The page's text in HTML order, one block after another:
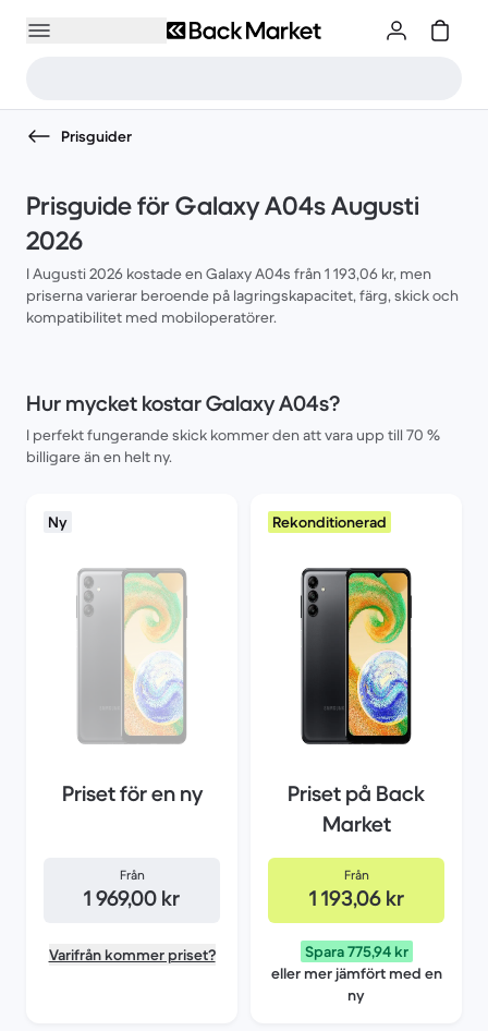
Prisguider
Prisguide för Galaxy A04s Augusti
2026
I Augusti 2026 kostade en Galaxy A04s från 1 193,06 kr, men
priserna varierar beroende på lagringskapacitet, färg, skick och
kompatibilitet med mobiloperatörer.
Hur mycket kostar Galaxy A04s?
I perfekt fungerande skick kommer den att vara upp till 70 %
billigare än en helt ny.
Ny
Priset för en ny
Från
1 969,00 kr
Varifrån kommer priset?
Rekonditionerad
Priset på Back
Market
Från
1 193,06 kr
Spara 775,94 kr
eller mer jämfört med en
ny